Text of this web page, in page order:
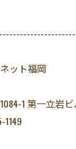
ット福岡
1 第一立岩ビ